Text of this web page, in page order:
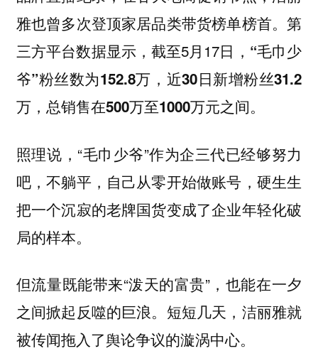
雅也曾多次登顶家居品类带货榜单榜首。第
三方平台数据显示，截至5月17日， “毛巾少
爷”粉丝数为152.8万，近30日新增粉丝31.2
万，总销售在500万至1000万元之间。
照理说，“毛巾少爷”作为企三代已经够努力
吧，不躺平，自己从零开始做账号，硬生生
把一个沉寂的老牌国货变成了企业年轻化破
局的样本。
但流量既能带来“泼天的富贵”，也能在一夕
之间掀起反噬的巨浪。短短几天，洁丽雅就
被传闻拖入了舆论争议的漩涡中心。